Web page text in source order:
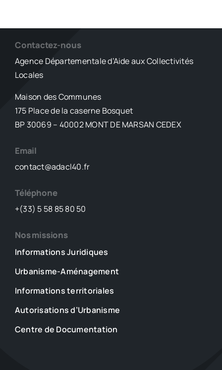
Saint-
sujet
relais
La
Contactez-nous
Agence Départementale d’Aide aux Collectivités
Locales
Maison des Communes
175 Place de la caserne Bosquet
BP 30069 – 40002 MONT DE MARSAN CEDEX
Email
contact@adacl40.fr
Téléphone
+(33) 5 58 85 80 50
Nos missions
Informations Juridiques
Urbanisme-Aménagement
Informations territoriales
Autorisations d’Urbanisme
Centre de Documentation